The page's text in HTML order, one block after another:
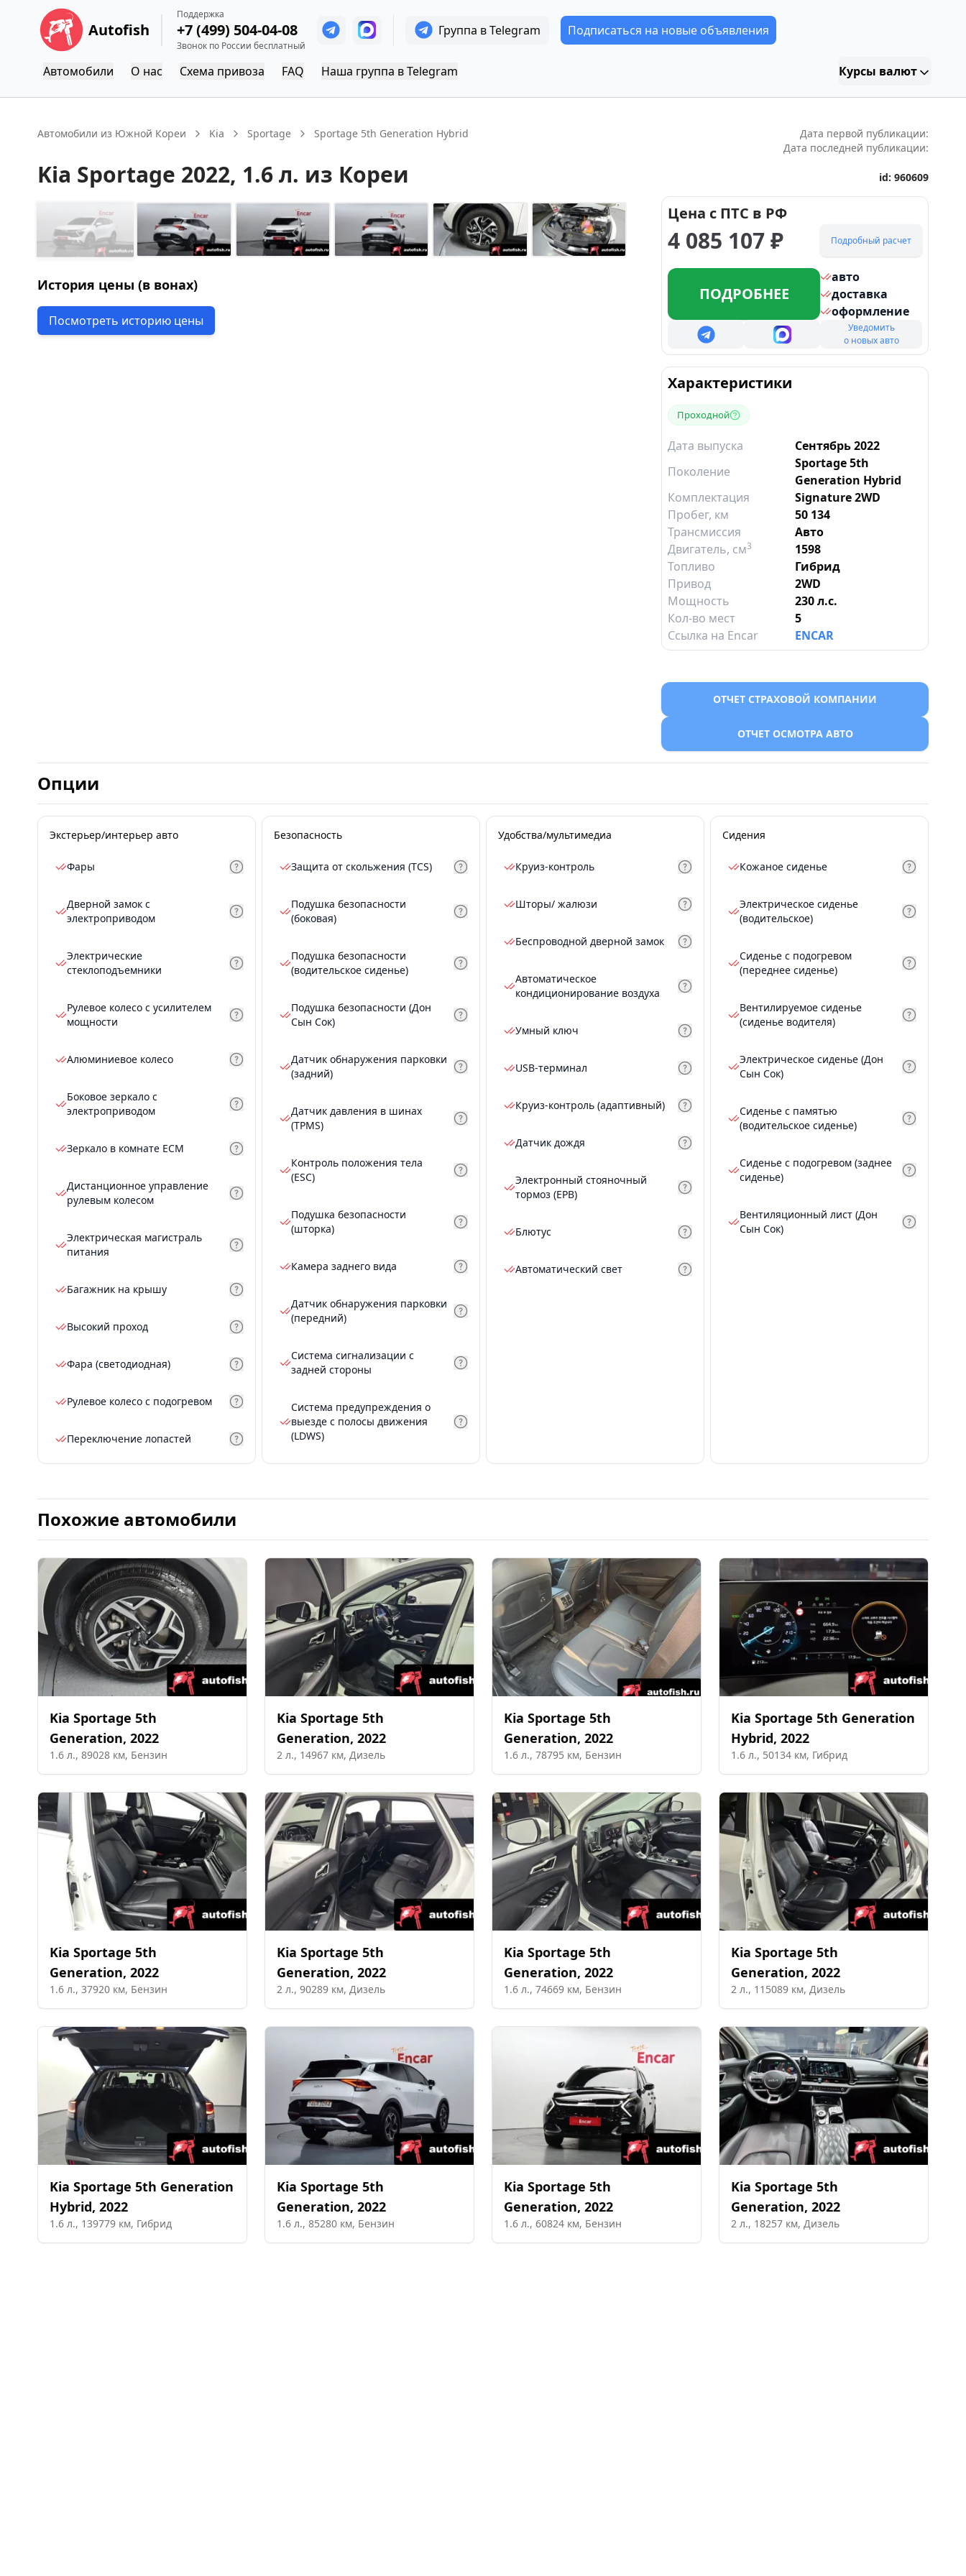
Autofish
Поддержка
+7 (499) 504-04-08
Звонок по России бесплатный
Группа в Telegram Подписаться на новые объявления
Автомобили О нас Схема привоза FAQ Наша группа в Telegram Курсы валют
Автомобили из Южной Кореи Kia Sportage Sportage 5th Generation Hybrid
Дата первой публикации:
Дата последней публикации:
Kia Sportage 2022, 1.6 л. из Кореи id: 960609
История цены (в вонах)
Посмотреть историю цены
Цена с ПТС в РФ
4 085 107₽ Подробный расчет
ПОДРОБНЕЕ
авто
доставка
оформление
Уведомить
о новых авто
Характеристики
Проходной
Дата выпуска
Сентябрь 2022
Поколение
Sportage 5th
Generation Hybrid
Комплектация
Signature 2WD
Пробег, км
50 134
Трансмиссия
Авто
Двигатель, см3
1598
Топливо
Гибрид
Привод
2WD
Мощность
230 л.с.
Кол-во мест
5
Ссылка на Encar
ENCAR
ОТЧЕТ СТРАХОВОЙ КОМПАНИИ
ОТЧЕТ ОСМОТРА АВТО
Опции
Экстерьер/интерьер авто
Фары
Дверной замок с
электроприводом
Электрические
стеклоподъемники
Рулевое колесо с усилителем
мощности
Алюминиевое колесо
Боковое зеркало с
электроприводом
Зеркало в комнате ECM
Дистанционное управление
рулевым колесом
Электрическая магистраль
питания
Багажник на крышу
Высокий проход
Фара (светодиодная)
Рулевое колесо с подогревом
Переключение лопастей
Безопасность
Защита от скольжения (TCS)
Подушка безопасности
(боковая)
Подушка безопасности
(водительское сиденье)
Подушка безопасности (Дон
Сын Сок)
Датчик обнаружения парковки
(задний)
Датчик давления в шинах
(TPMS)
Контроль положения тела
(ESC)
Подушка безопасности
(шторка)
Камера заднего вида
Датчик обнаружения парковки
(передний)
Система сигнализации с
задней стороны
Система предупреждения о
выезде с полосы движения
(LDWS)
Удобства/мультимедиа
Круиз-контроль
Шторы/ жалюзи
Беспроводной дверной замок
Автоматическое
кондиционирование воздуха
Умный ключ
USB-терминал
Круиз-контроль (адаптивный)
Датчик дождя
Электронный стояночный
тормоз (EPB)
Блютус
Автоматический свет
Сидения
Кожаное сиденье
Электрическое сиденье
(водительское)
Сиденье с подогревом
(переднее сиденье)
Вентилируемое сиденье
(сиденье водителя)
Электрическое сиденье (Дон
Сын Сок)
Сиденье с памятью
(водительское сиденье)
Сиденье с подогревом (заднее
сиденье)
Вентиляционный лист (Дон
Сын Сок)
Похожие автомобили
Kia Sportage 5th
Generation, 2022
1.6 л., 89028 км, Бензин
Kia Sportage 5th
Generation, 2022
2 л., 14967 км, Дизель
Kia Sportage 5th
Generation, 2022
1.6 л., 78795 км, Бензин
Kia Sportage 5th Generation
Hybrid, 2022
1.6 л., 50134 км, Гибрид
Kia Sportage 5th
Generation, 2022
1.6 л., 37920 км, Бензин
Kia Sportage 5th
Generation, 2022
2 л., 90289 км, Дизель
Kia Sportage 5th
Generation, 2022
1.6 л., 74669 км, Бензин
Kia Sportage 5th
Generation, 2022
2 л., 115089 км, Дизель
Kia Sportage 5th Generation
Hybrid, 2022
1.6 л., 139779 км, Гибрид
Kia Sportage 5th
Generation, 2022
1.6 л., 85280 км, Бензин
Kia Sportage 5th
Generation, 2022
1.6 л., 60824 км, Бензин
Kia Sportage 5th
Generation, 2022
2 л., 18257 км, Дизель